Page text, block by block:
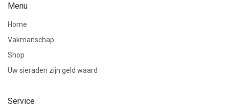
Menu
Home
Vakmanschap
Shop
Uw sieraden zijn geld waard
Service